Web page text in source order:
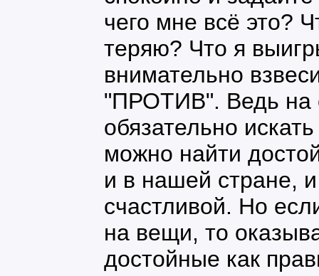
чего мне всё это?
теряю? Что я
внимательно
"ПРОТИВ". Ведь на
обязательно
можно найти
и в нашей стране,
счастливой. Но
на вещи, то
достойные как